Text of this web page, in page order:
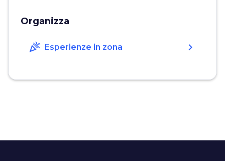
Organizza
celebration Esperienze in zona chevron_right